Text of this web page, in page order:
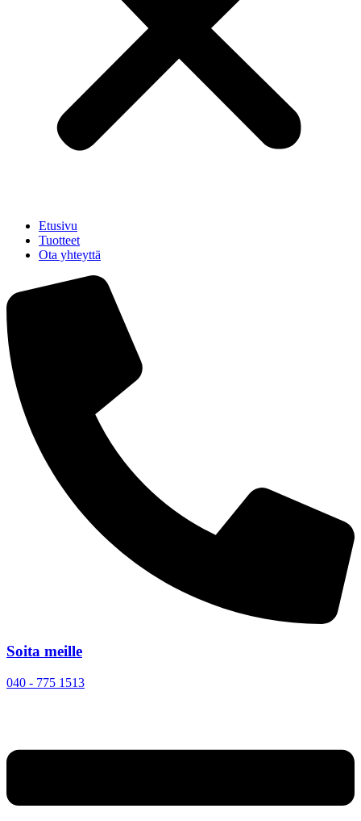
Etusivu
Tuotteet
Ota yhteyttä
Soita meille
040 - 775 1513